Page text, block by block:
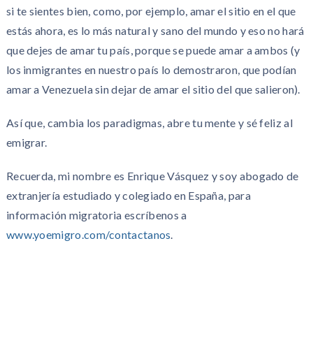
si te sientes bien, como, por ejemplo, amar el sitio en el que
estás ahora, es lo más natural y sano del mundo y eso no hará
que dejes de amar tu país, porque se puede amar a ambos (y
los inmigrantes en nuestro país lo demostraron, que podían
amar a Venezuela sin dejar de amar el sitio del que salieron).
Así que, cambia los paradigmas, abre tu mente y sé feliz al
emigrar.
Recuerda, mi nombre es Enrique Vásquez y soy abogado de
extranjería estudiado y colegiado en España, para
información migratoria escríbenos a
www.yoemigro.com/contactanos.